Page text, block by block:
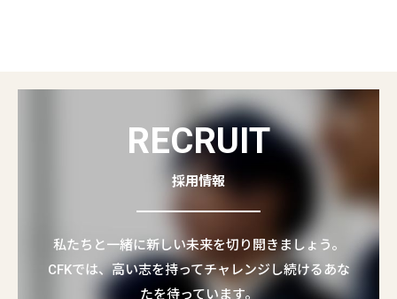
RECRUIT
採用情報
私たちと一緒に新しい未来を切り開きましょう。
CFKでは、高い志を持ってチャレンジし続けるあな
たを待っています。